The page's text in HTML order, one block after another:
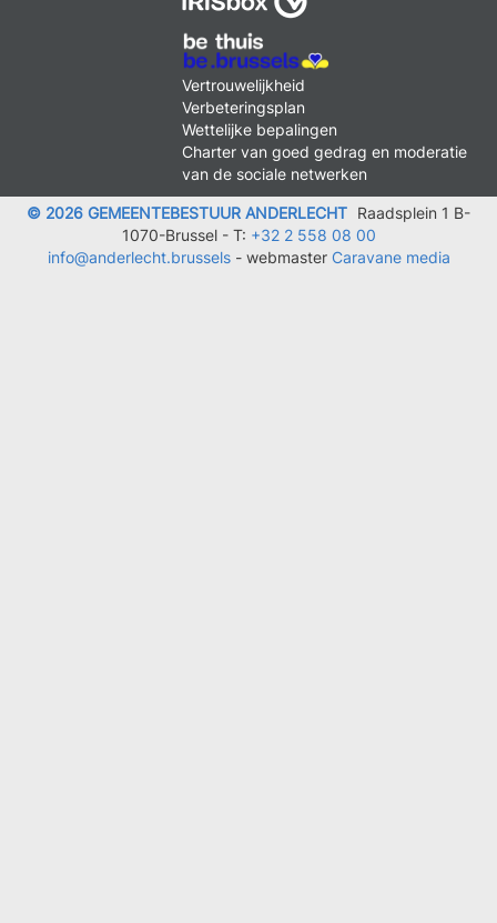
MENU
FOOTER
LEGAL
Vertrouwelijkheid
Verbeteringsplan
Wettelijke bepalingen
Charter van goed gedrag en moderatie
van de sociale netwerken
© 2026 GEMEENTEBESTUUR ANDERLECHT Raadsplein 1 B-
1070-Brussel - T: +32 2 558 08 00
info@anderlecht.brussels- webmaster Caravane media